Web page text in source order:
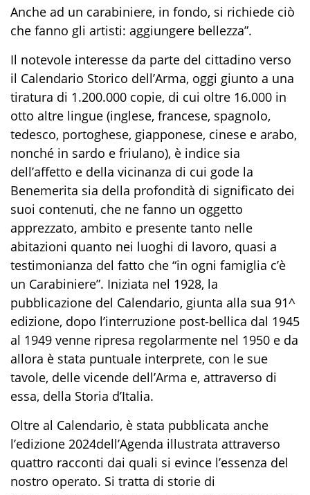
Anche ad un carabiniere, in fondo, si richiede ciò
che fanno gli artisti: aggiungere bellezza”.
Il notevole interesse da parte del cittadino verso
il Calendario Storico dell’Arma, oggi giunto a una
tiratura di 1.200.000 copie, di cui oltre 16.000 in
otto altre lingue (inglese, francese, spagnolo,
tedesco, portoghese, giapponese, cinese e arabo,
nonché in sardo e friulano), è indice sia
dell’affetto e della vicinanza di cui gode la
Benemerita sia della profondità di significato dei
suoi contenuti, che ne fanno un oggetto
apprezzato, ambito e presente tanto nelle
abitazioni quanto nei luoghi di lavoro, quasi a
testimonianza del fatto che “in ogni famiglia c’è
un Carabiniere”. Iniziata nel 1928, la
pubblicazione del Calendario, giunta alla sua 91^
edizione, dopo l’interruzione post-bellica dal 1945
al 1949 venne ripresa regolarmente nel 1950 e da
allora è stata puntuale interprete, con le sue
tavole, delle vicende dell’Arma e, attraverso di
essa, della Storia d’Italia.
Oltre al Calendario, è stata pubblicata anche
l’edizione 2024dell’Agenda illustrata attraverso
quattro racconti dai quali si evince l’essenza del
nostro operato. Si tratta di storie di